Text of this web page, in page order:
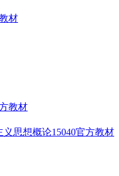
材
教材
思想概论15040官方教材